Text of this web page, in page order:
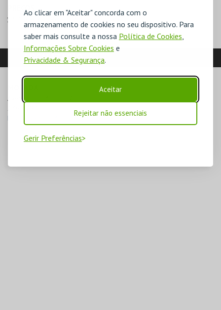
Ao clicar em "Aceitar" concorda com o
armazenamento de cookies no seu dispositivo. Para
saber mais consulte a nossa Política de Cookies,
Informações Sobre Cookies e
Privacidade & Segurança.
Aceitar
Rejeitar não essenciais
Gerir Preferências
PREÇOS
1ª Plateia - 18€
2ª Plateia - 16€
LOCALIZAÇÃO
Avenida das Acácias 2
2765-294 Estoril
Direcções para Ac. de Artes do Estoril